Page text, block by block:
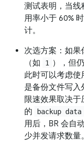
测试表明，当线
用率小于 60%
计。
次选方案：如果
（如
1
），但
此时可以考虑使
是备份文件写
限速效果取决于
的
backup
用后，BR 会自
少并发请求数量。